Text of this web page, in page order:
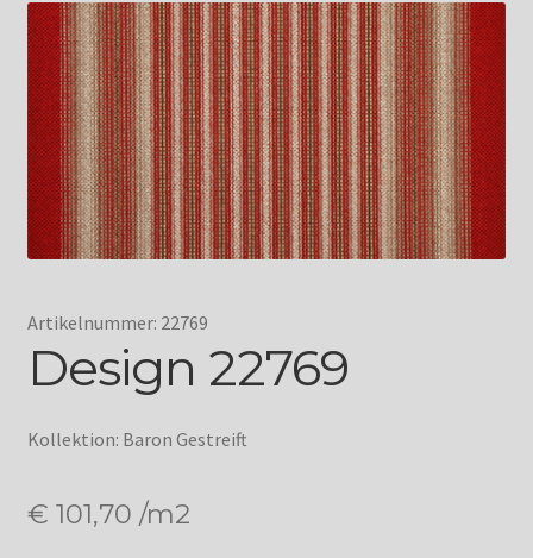
Artikelnummer: 22769
Design 22769
Kollektion: Baron Gestreift
€ 101,70 /m2